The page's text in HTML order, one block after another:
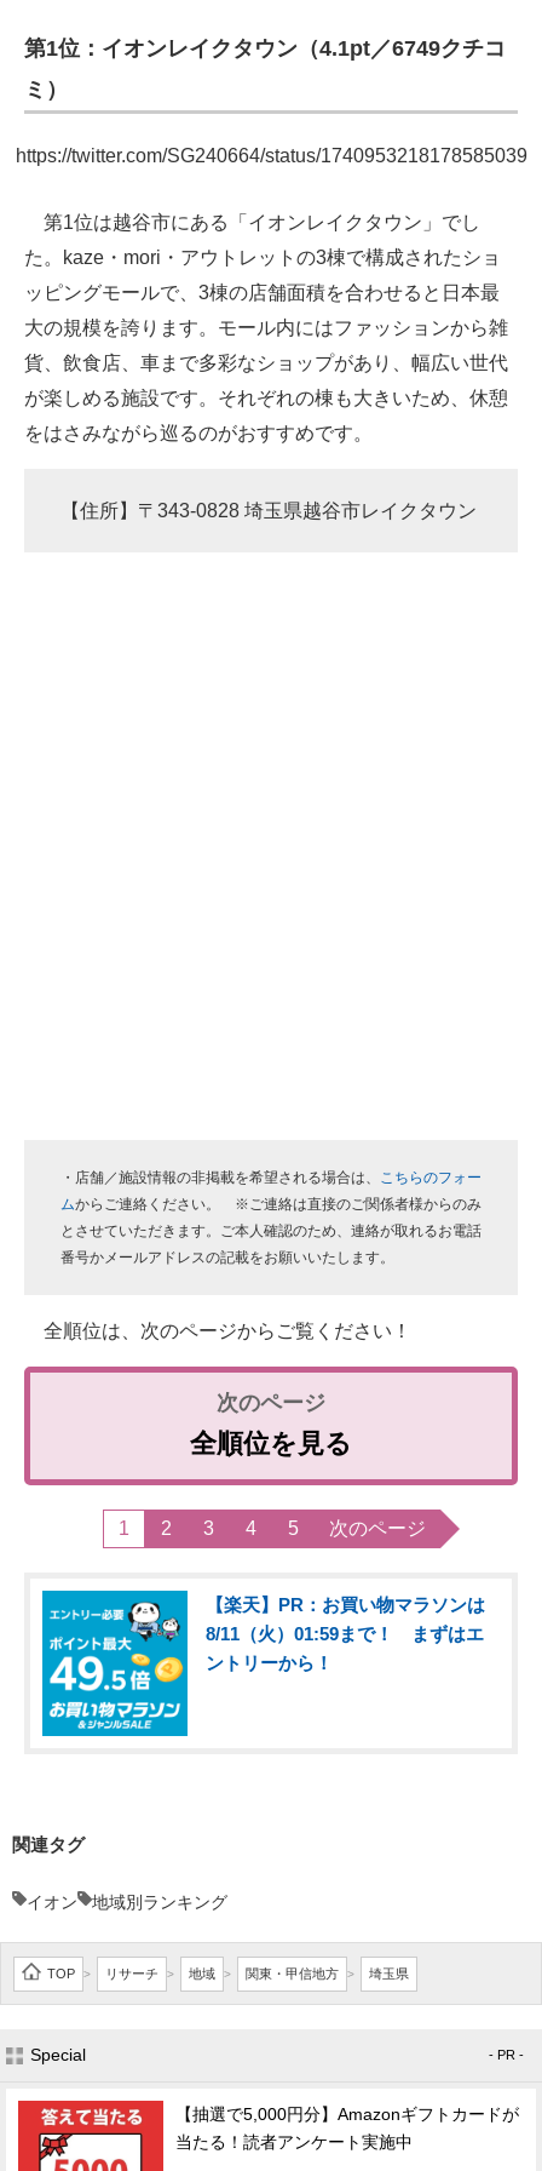
第1位：イオンレイクタウン（4.1pt／6749クチコ
ミ）
https://twitter.com/SG240664/status/1740953218178585039
第1位は越谷市にある「イオンレイクタウン」でし
た。kaze・mori・アウトレットの3棟で構成されたショ
ッピングモールで、3棟の店舗面積を合わせると日本最
大の規模を誇ります。モール内にはファッションから雑
貨、飲食店、車まで多彩なショップがあり、幅広い世代
が楽しめる施設です。それぞれの棟も大きいため、休憩
をはさみながら巡るのがおすすめです。
【住所】〒343-0828 埼玉県越谷市レイクタウン
・店舗／施設情報の非掲載を希望される場合は、 こちらのフォー
ムからご連絡ください。 ※ご連絡は直接のご関係者様からのみ
とさせていただきます。ご本人確認のため、連絡が取れるお電話
番号かメールアドレスの記載をお願いいたします。
全順位は、次のページからご覧ください！
全順位を見る
1 2 3 4 5 次のページ
【楽天】PR：お買い物マラソンは
8/11（火）01:59まで！ まずはエ
ントリーから！
関連タグ
イオン 地域別ランキング
TOP > リサーチ > 地域 > 関東・甲信地方 > 埼玉県
Special - PR -
【抽選で5,000円分】Amazonギフトカードが
当たる！読者アンケート実施中